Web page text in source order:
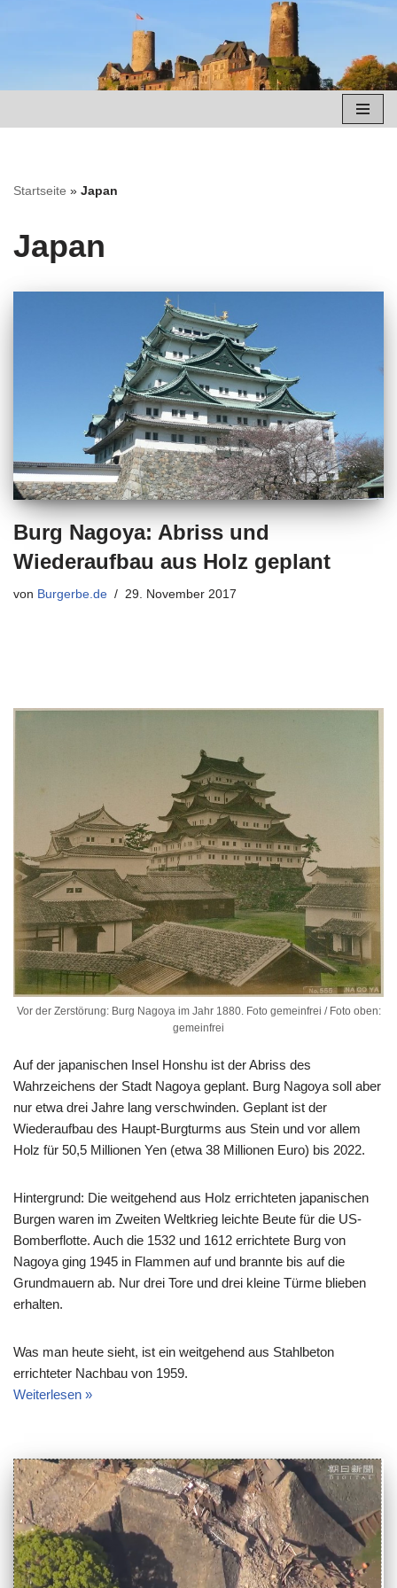
springen
Startseite » Japan
Japan
Burg Nagoya: Abriss und
Wiederaufbau aus Holz geplant
von Burgerbe.de 29. November 2017
Vor der Zerstörung: Burg Nagoya im Jahr 1880. Foto gemeinfrei / Foto oben:
gemeinfrei
Auf der japanischen Insel Honshu ist der Abriss des
Wahrzeichens der Stadt Nagoya geplant. Burg Nagoya soll aber
nur etwa drei Jahre lang verschwinden. Geplant ist der
Wiederaufbau des Haupt-Burgturms aus Stein und vor allem
Holz für 50,5 Millionen Yen (etwa 38 Millionen Euro) bis 2022.
Hintergrund: Die weitgehend aus Holz errichteten japanischen
Burgen waren im Zweiten Weltkrieg leichte Beute für die US-
Bomberflotte. Auch die 1532 und 1612 errichtete Burg von
Nagoya ging 1945 in Flammen auf und brannte bis auf die
Grundmauern ab. Nur drei Tore und drei kleine Türme blieben
erhalten.
Was man heute sieht, ist ein weitgehend aus Stahlbeton
errichteter Nachbau von 1959.
Weiterlesen »